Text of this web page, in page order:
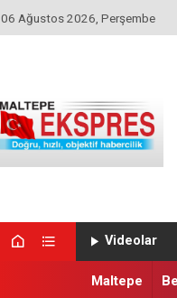
06 Ağustos 2026, Perşembe
Videolar
Maltepe